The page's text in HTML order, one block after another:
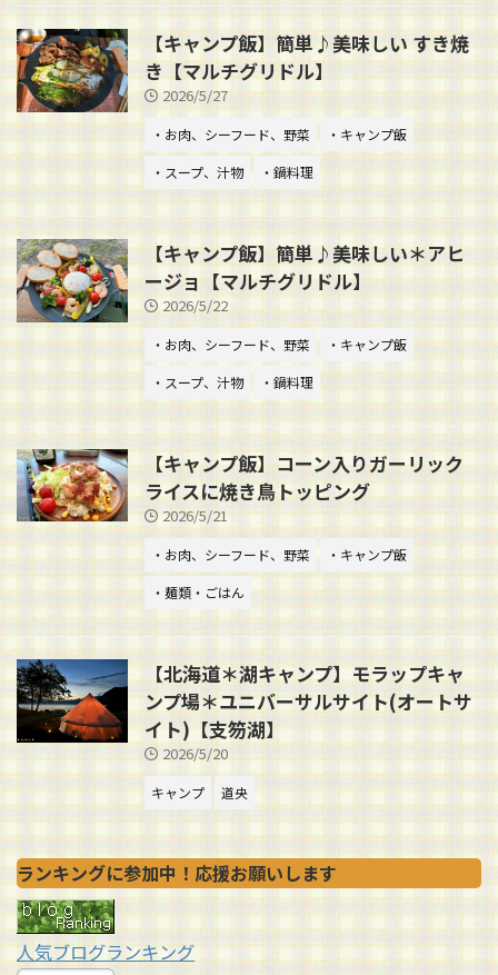
【キャンプ飯】簡単♪美味しい すき焼
き【マルチグリドル】
2026/5/27
・お肉、シーフード、野菜
・キャンプ飯
・スープ、汁物
・鍋料理
【キャンプ飯】簡単♪美味しい＊アヒ
ージョ【マルチグリドル】
2026/5/22
・お肉、シーフード、野菜
・キャンプ飯
・スープ、汁物
・鍋料理
【キャンプ飯】コーン入りガーリック
ライスに焼き鳥トッピング
2026/5/21
・お肉、シーフード、野菜
・キャンプ飯
・麺類・ごはん
【北海道＊湖キャンプ】モラップキャ
ンプ場＊ユニバーサルサイト(オートサ
イト)【支笏湖】
2026/5/20
キャンプ 道央
ランキングに参加中！応援お願いします
人気ブログランキング